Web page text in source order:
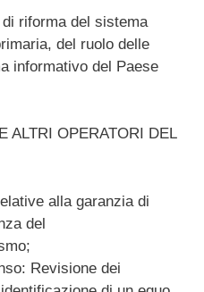
riforma del sistema
del ruolo delle
informativo del Paese
ALTRI OPERATORI DEL
alla garanzia di
del
Revisione dei